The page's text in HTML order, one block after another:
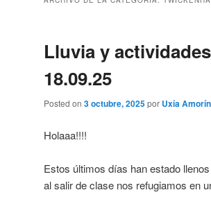
Lluvia y
18.09.25
Posted on 3 octubre, 2025por Uxía
Holaaa!!!!
Estos últimos días han estado
al salir de clase nos refugiamos en